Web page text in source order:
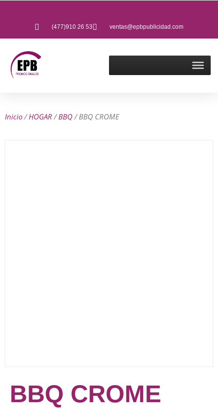
(477)910 26 53 ventas@epbpublicidad.com
Inicio /HOGAR /BBQ / BBQ CROME
BBQ CROME